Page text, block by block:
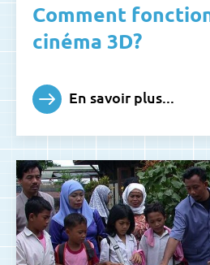
Comment
cinéma 3D?
En savoir plus...